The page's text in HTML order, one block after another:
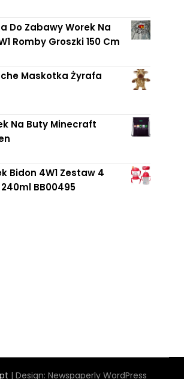
Do Zabawy Worek Na
Romby Groszki 150 Cm
Maskotka Żyrafa
Na Buty Minecraft
Bidon 4W1 Zestaw 4
BB00495
| Design: Newspaperly WordPress